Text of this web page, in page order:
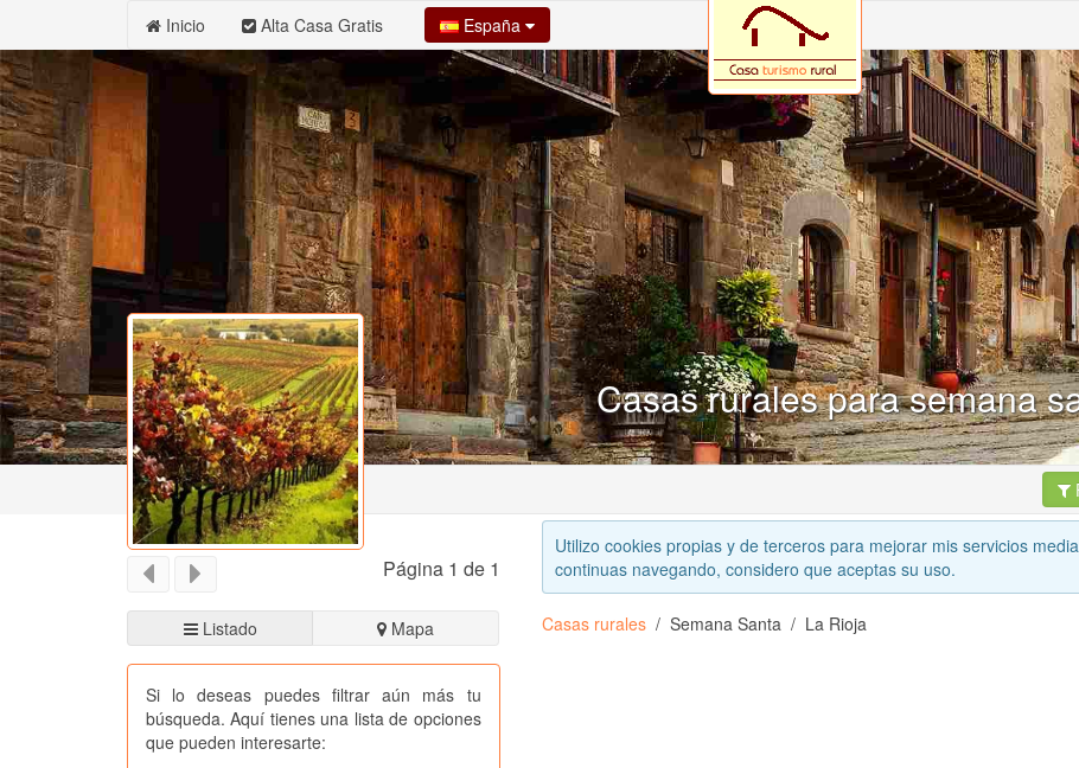
Inicio Alta Casa Gratis España
Casas rurales para semana
Página 1 de 1
Listado Mapa
Si lo deseas puedes filtrar aún más tu
búsqueda. Aquí tienes una lista de opciones
que pueden interesarte:
Utilizo cookies propias y de terceros para mejorar mis servicios
continuas navegando, considero que aceptas su uso.
Casas rurales Semana Santa La Rioja